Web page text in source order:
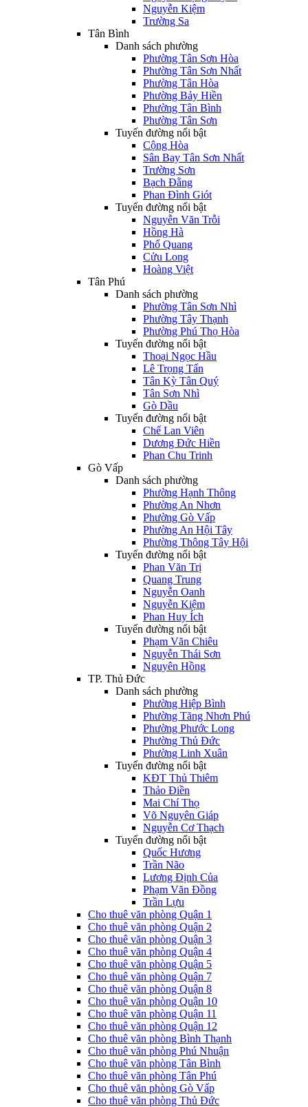
Nguyễn Kiệm
Trường Sa
Tân Bình
Danh sách phường
Phường Tân Sơn Hòa
Phường Tân Sơn Nhất
Phường Tân Hòa
Phường Bảy Hiền
Phường Tân Bình
Phường Tân Sơn
Tuyến đường nổi bật
Cộng Hòa
Sân Bay Tân Sơn Nhất
Trường Sơn
Bạch Đằng
Phan Đình Giót
Tuyến đường nổi bật
Nguyễn Văn Trỗi
Hồng Hà
Phổ Quang
Cửu Long
Hoàng Việt
Tân Phú
Danh sách phường
Phường Tân Sơn Nhì
Phường Tây Thạnh
Phường Phú Thọ Hòa
Tuyến đường nổi bật
Thoại Ngọc Hầu
Lê Trọng Tấn
Tân Kỳ Tân Quý
Tân Sơn Nhì
Gò Dầu
Tuyến đường nổi bật
Chế Lan Viên
Dương Đức Hiền
Phan Chu Trinh
Gò Vấp
Danh sách phường
Phường Hạnh Thông
Phường An Nhơn
Phường Gò Vấp
Phường An Hội Tây
Phường Thông Tây Hội
Tuyến đường nổi bật
Phan Văn Trị
Quang Trung
Nguyễn Oanh
Nguyễn Kiệm
Phan Huy Ích
Tuyến đường nổi bật
Phạm Văn Chiêu
Nguyễn Thái Sơn
Nguyên Hồng
TP. Thủ Đức
Danh sách phường
Phường Hiệp Bình
Phường Tăng Nhơn Phú
Phường Phước Long
Phường Thủ Đức
Phường Linh Xuân
Tuyến đường nổi bật
KĐT Thủ Thiêm
Thảo Điền
Mai Chí Thọ
Võ Nguyên Giáp
Nguyễn Cơ Thạch
Tuyến đường nổi bật
Quốc Hương
Trần Não
Lương Định Của
Phạm Văn Đồng
Trần Lựu
Cho thuê văn phòng Quận 1
Cho thuê văn phòng Quận 2
Cho thuê văn phòng Quận 3
Cho thuê văn phòng Quận 4
Cho thuê văn phòng Quận 5
Cho thuê văn phòng Quận 7
Cho thuê văn phòng Quận 8
Cho thuê văn phòng Quận 10
Cho thuê văn phòng Quận 11
Cho thuê văn phòng Quận 12
Cho thuê văn phòng Bình Thạnh
Cho thuê văn phòng Phú Nhuận
Cho thuê văn phòng Tân Bình
Cho thuê văn phòng Tân Phú
Cho thuê văn phòng Gò Vấp
Cho thuê văn phòng Thủ Đức